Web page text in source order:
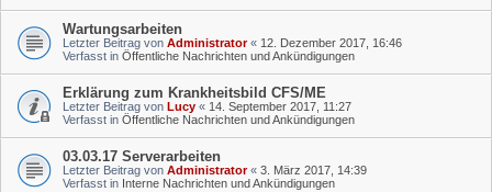
Wartungsarbeiten
Letzter Beitrag von Administrator« 12. Dezember 2017, 16:46
Verfasst in Öffentliche Nachrichten und Ankündigungen
Erklärung zum Krankheitsbild CFS/ME
Letzter Beitrag von Lucy « 14. September 2017, 11:27
Verfasst in Öffentliche Nachrichten und Ankündigungen
03.03.17 Serverarbeiten
Letzter Beitrag von Administrator« 3. März 2017, 14:39
Verfasst in Interne Nachrichten und Ankündigungen